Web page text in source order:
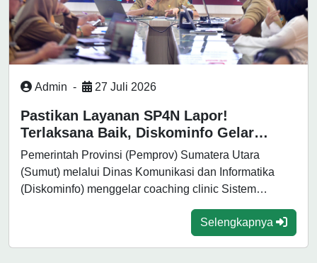
Admin - 27 Juli 2026
Pastikan Layanan SP4N Lapor!
Terlaksana Baik, Diskominfo Gelar
Coaching Clinic bagi Perangkat Daerah
Pemprov Sumut
Pemerintah Provinsi (Pemprov) Sumatera Utara
(Sumut) melalui Dinas Komunikasi dan Informatika
(Diskominfo) menggelar coaching clinic Sistem
Selengkapnya